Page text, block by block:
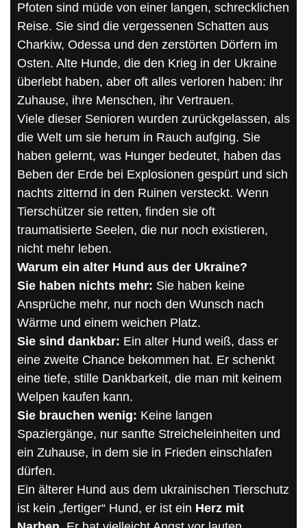
Pfoten sind müde von einer langen, schrecklichen
Reise. Sie sind die vergessenen Schatten aus
Charkiw, Odessa und den zerstörten Dörfern im
Osten. Alte Hunde, die den Krieg in der Ukraine
überlebt haben, aber oft alles verloren haben: ihr
Zuhause, ihre Menschen, ihr Vertrauen.
Viele dieser Senioren wurden zurückgelassen, als
die Welt um sie herum in Rauch aufging. Sie
haben gelernt, was Hunger bedeutet, haben das
Beben der Erde bei Explosionen gespürt und sich
nachts zitternd in den Ruinen versteckt. Wenn
Tierschützer sie retten, finden sie oft
traumatisierte Seelen, die nur noch existieren,
nicht mehr leben.
Warum ein alter Hund aus der Ukraine?
Sie haben nichts mehr: Sie haben keine
Ansprüche mehr, nur noch den Wunsch nach
Wärme und einem weichen Platz.
Sie sind dankbar: Ein alter Hund weiß, dass er
eine zweite Chance bekommen hat. Er schenkt
eine tiefe, stille Dankbarkeit, die man mit keinem
Welpen kaufen kann.
Sie brauchen wenig: Keine langen
Spaziergänge, nur sanfte Streicheleinheiten und
ein Zuhause, in dem sie in Frieden einschlafen
dürfen.
Ein älterer Hund aus dem ukrainischen Tierschutz
ist kein „fertiger“ Hund, er ist ein Herz mit